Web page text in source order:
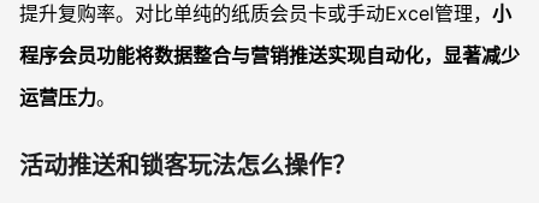
提升复购率。对比单纯的纸质会员卡或手动Excel管理， 小
程序会员功能将数据整合与营销推送实现自动化，显著减少
运营压力。
活动推送和锁客玩法怎么操作？